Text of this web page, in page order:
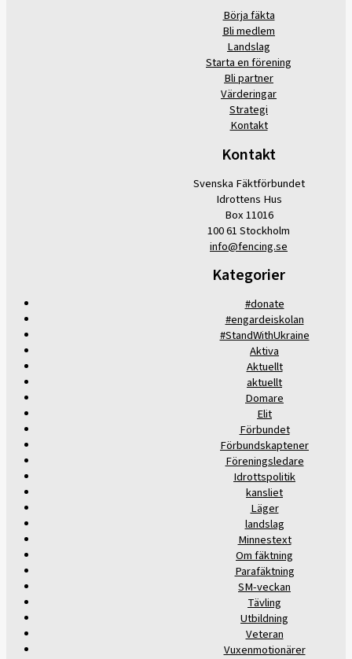
Börja fäkta
Bli medlem
Landslag
Starta en förening
Bli partner
Värderingar
Strategi
Kontakt
Kontakt
Svenska Fäktförbundet
Idrottens Hus
Box 11016
100 61 Stockholm
info@fencing.se
Kategorier
#donate
#engardeiskolan
#StandWithUkraine
Aktiva
Aktuellt
aktuellt
Domare
Elit
Förbundet
Förbundskaptener
Föreningsledare
Idrottspolitik
kansliet
Läger
landslag
Minnestext
Om fäktning
Parafäktning
SM-veckan
Tävling
Utbildning
Veteran
Vuxenmotionärer